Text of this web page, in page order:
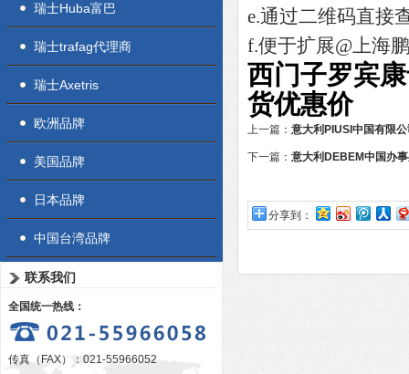
瑞士Huba富巴
瑞士trafag代理商
瑞士Axetris
欧洲品牌
美国品牌
日本品牌
中国台湾品牌
联系我们
全国统一热线：
传真（FAX）：021-55966052
e.通过二维码直接
f.便于扩展@上海
西门子罗宾
货优惠价
上一篇： 意大利PIUSI中国有限
下一篇： 意大利DEBEM中国办
分享到：